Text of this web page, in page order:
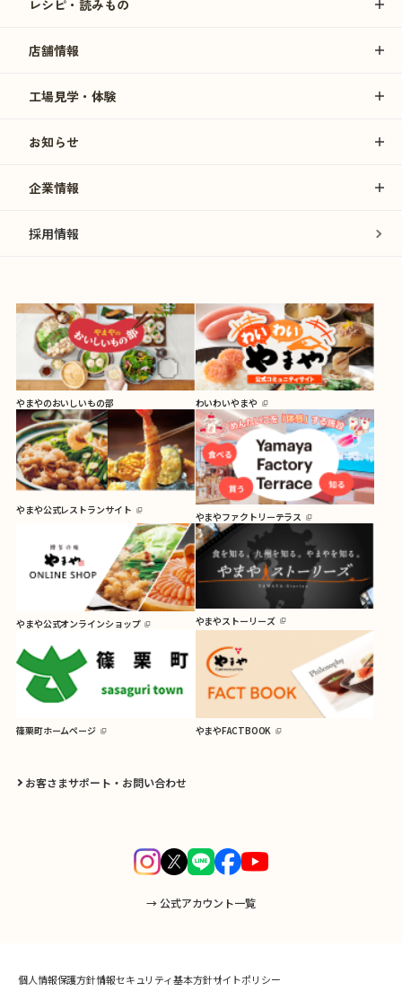
レシピ・読みもの
店舗情報
工場見学・体験
お知らせ
企業情報
採用情報
お客さまサポート・お問い合わせ
→ 公式アカウント一覧
やまやのおいしいもの部 わいわいやまや
やまや公式レストランサイト
やまやファクトリーテラス
やまや公式オンラインショップ やまやストーリーズ
篠栗町ホームページ やまやFACTBOOK
個人情報保護方針情報セキュリティ基本方針サイトポリシー